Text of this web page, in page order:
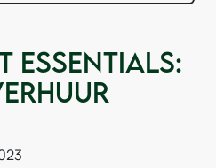
Essentials: